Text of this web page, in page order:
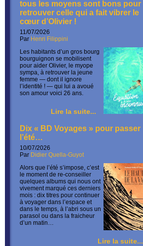
tous les moyens sont bons pour
retrouver celle qui a fait vibrer le
cœur d’Olivier !
11/07/2026
Par Henri Filippini
Les habitants d’un gros bourg
bourguignon se mobilisent
pour aider Olivier, le myope
sympa, à retrouver la jeune
femme — dont il ignore
l’identité ! — qui lui a avoué
son amour voici 26 ans.
Lire la suite...
Dix « BD Voyages » pour passer
l’été…
10/07/2026
Par Didier Quella-Guyot
Alors que l’été s’impose, c’est
le moment de re-conseiller
quelques albums qui nous ont
vivement marqué ces derniers
mois : dix titres pour continuer
à voyager dans l’espace et
dans le temps, à l’abri sous un
parasol ou dans la fraicheur
d’un matin…
Lire la suite...